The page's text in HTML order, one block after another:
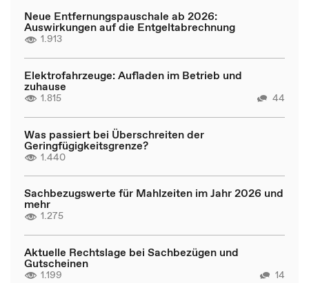
Neue Entfernungspauschale ab 2026:
Auswirkungen auf die Entgeltabrechnung
1.913
Elektrofahrzeuge: Aufladen im Betrieb und
zuhause
1.815 44
Was passiert bei Überschreiten der
Geringfügigkeitsgrenze?
1.440
Sachbezugswerte für Mahlzeiten im Jahr 2026 und
mehr
1.275
Aktuelle Rechtslage bei Sachbezügen und
Gutscheinen
1.199 14